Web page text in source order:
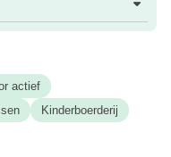
actief
Kinderboerderij